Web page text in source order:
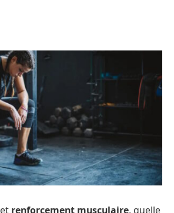
et renforcement musculaire, quelle